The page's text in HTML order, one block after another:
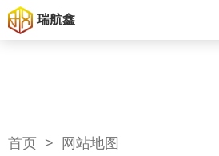
瑞航鑫
首页 > 网站地图